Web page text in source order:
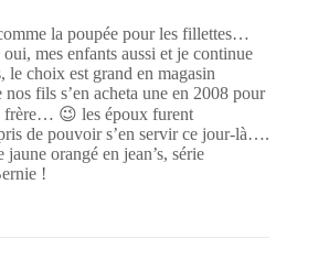
la poupée pour les fillettes…
mes enfants aussi et je continue
le choix est grand en magasin
fils s’en acheta une en 2008 pour
frère… 😉 les époux furent
de pouvoir s’en servir ce jour-là….
orangé en jean’s, série
!